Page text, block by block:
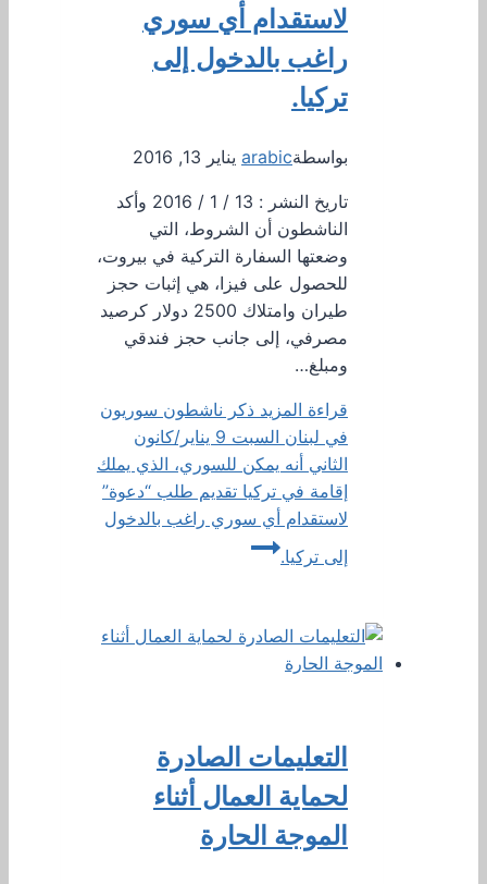
لاستقدام أي سوري
راغب بالدخول إلى
تركيا.
بواسطةarabic يناير 13, 2016
تاريخ النشر : 13 / 1 / 2016 وأكد
الناشطون أن الشروط، التي
وضعتها السفارة التركية في بيروت،
للحصول على فيزا، هي إثبات حجز
طيران وامتلاك 2500 دولار كرصيد
مصرفي، إلى جانب حجز فندقي
ومبلغ…
قراءة المزيد ذكر ناشطون سوريون
في لبنان السبت 9 يناير/كانون
الثاني أنه يمكن للسوري، الذي يملك
إقامة في تركيا تقديم طلب “دعوة”
لاستقدام أي سوري راغب بالدخول
إلى تركيا.
التعليمات الصادرة
لحماية العمال أثناء
الموجة الحارة